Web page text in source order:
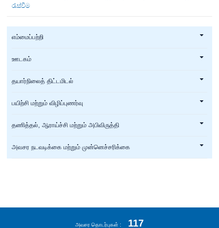
රැස්වීම
எம்மைப்பற்றி
ஊடகம்
தயார்நிலைத் திட்டமிடல்
பயிற்சி மற்றும் விழிப்புணர்வு
தணித்தல், ஆராய்ச்சி மற்றும் அபிவிருத்தி
அவசர நடவடிக்கை மற்றும் முன்னெச்சரிக்கை
அவசர தொடர்புகள் 117